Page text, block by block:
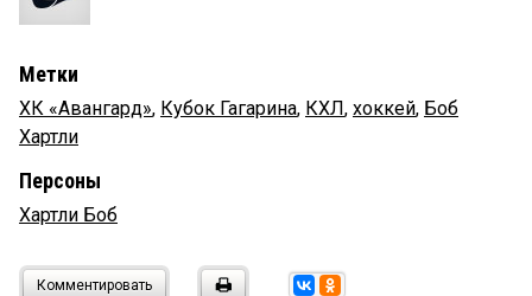
Метки
ХК «Авангард», Кубок Гагарина, КХЛ, хоккей, Боб
Хартли
Персоны
Хартли Боб
Комментировать